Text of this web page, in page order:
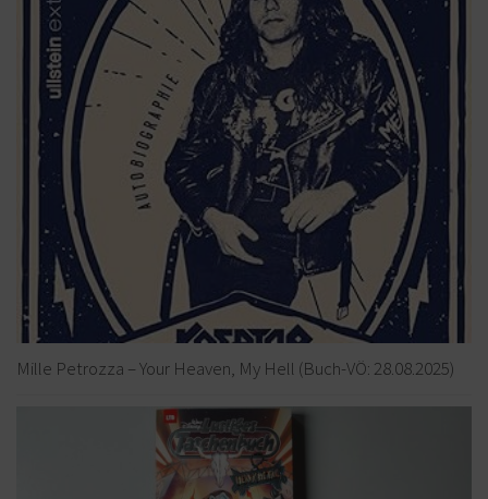
Mille Petrozza – Your Heaven, My Hell (Buch-VÖ: 28.08.2025)